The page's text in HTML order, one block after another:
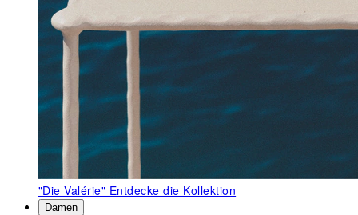
"Die Valérie" Entdecke die Kollektion
Damen